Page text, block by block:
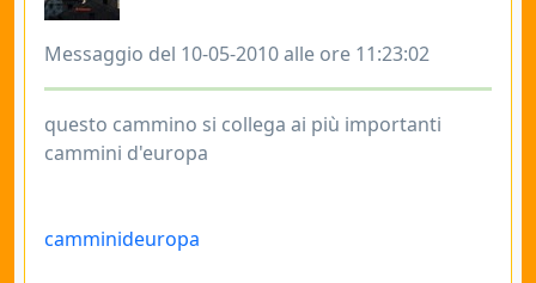
Messaggio del 10-05-2010 alle ore 11:23:02
questo cammino si collega ai più importanti
cammini d'europa
camminideuropa